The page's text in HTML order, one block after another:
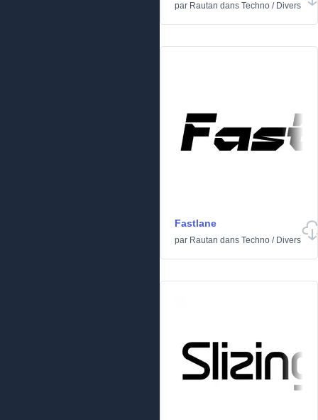
par Rautan dans Techno / Divers
Fastlane
par Rautan dans Techno / Divers